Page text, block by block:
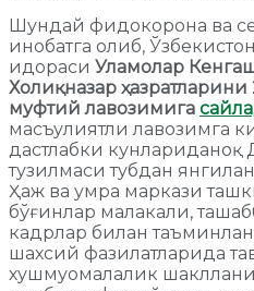
Шундай фидокорона ва
инобатга олиб,
идораси Уламолар
Холиқназар
муфтий лавозимига
масъулиятли лавозимга
дастлабки
тузилмаси тубдан
Ҳаж ва умра маркази
бўғинлар малакали,
кадрлар билан
шахсий фазилатларида
хушмуомалалик